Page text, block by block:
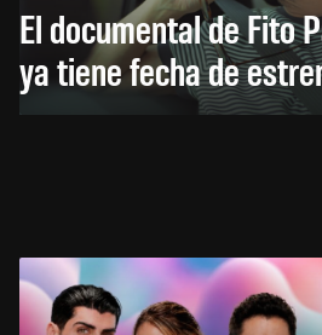
El documental de Fito
ya tiene fecha de